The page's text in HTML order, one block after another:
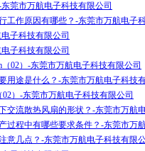
莞市万航电子科技有限公司
工作原因有哪些？-东莞市万航电子
子科技有限公司
子科技有限公司
（02）-东莞市万航电子科技有限公司
用途是什么？-东莞市万航电子科技
02）-东莞市万航电子科技有限公司
交流散热风扇的形状？-东莞市万航
过程中有哪些要求条件？-东莞市万
意几点？-东莞市万航电子科技有限